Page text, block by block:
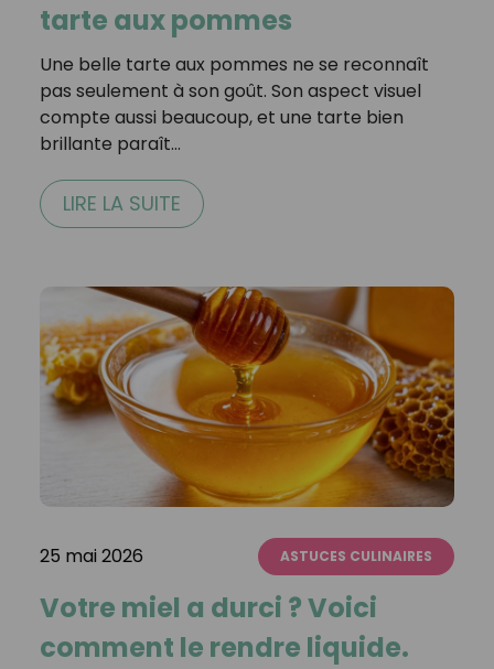
tarte aux pommes
Une belle tarte aux pommes ne se reconnaît
pas seulement à son goût. Son aspect visuel
compte aussi beaucoup, et une tarte bien
brillante paraît…
LIRE LA SUITE
25 mai 2026 ASTUCES CULINAIRES
Votre miel a durci ? Voici
comment le rendre liquide.